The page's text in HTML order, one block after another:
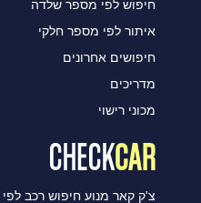
חיפוש לפי מספר שלדה
איתור לפי מספר חלקי
חיפושים אחרונים
מדריכים
מכוני רישוי
צ'ק קאר מנוע חיפוש רכב